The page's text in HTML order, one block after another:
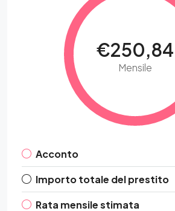
€250,84
Mensile
Acconto
Importo totale del prestito
Rata mensile stimata